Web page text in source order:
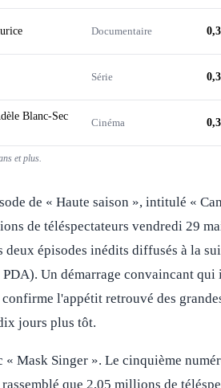
Documentaire
Série
Blanc-Sec
Cinéma
et plus.
de « Haute saison », intitulé «
de téléspectateurs vendredi 29
épisodes inédits diffusés à la
Un démarrage convaincant qui
l'appétit retrouvé des
jours plus tôt.
Mask Singer ». Le cinquième
que 2,05 millions de